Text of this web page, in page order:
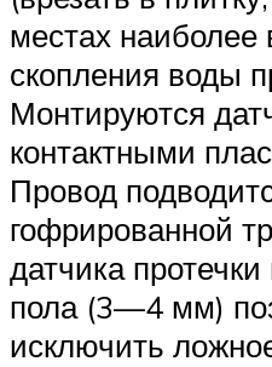
местах наиболее
скопления воды
Монтируются
контактными
Провод
гофрированной
датчика
пола (3—4 мм)
исключить